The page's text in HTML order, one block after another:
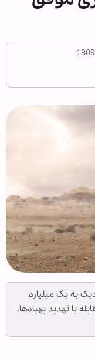
به یک میلیارد
با تهدید پهپادها،